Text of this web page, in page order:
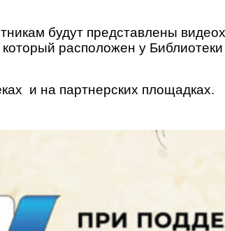
будут представлены
расположен у
и на партнерских площадках.